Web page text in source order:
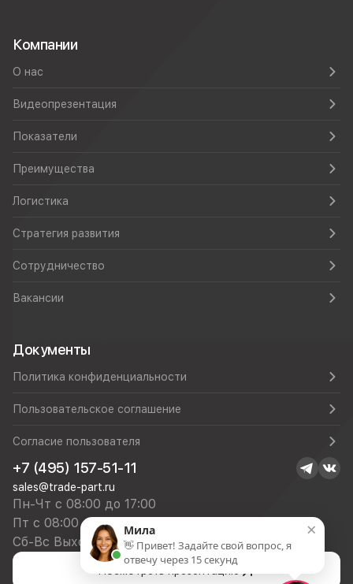
Компании
О нас
Видеопрезентация
Показатели
Преимущества
Логистика
Стратегия развития
Сотрудничество
Вакансии
Документы
Политика конфиденциальности
Пользовательское соглашение
Согласие пользователя
+7 (495) 157-51-11
sales@trade-part.ru
Пн-Чт с 08:00 до 17:00
Пт с 08:00 до 16:00
Сб-Вс Выходной
×
Мила
👋 Привет! Задайте свой вопрос, я
отвечу через 15 секунд